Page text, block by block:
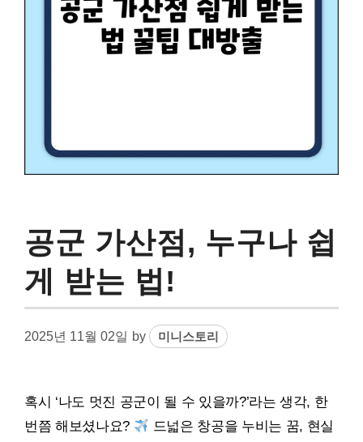
공군 가산점, 누구나 쉽
게 받는 법!
2025년 11월 02일 by 미니스토리
혹시 ‘나도 멋진 공군이 될 수 있을까?’라는 생각, 한
번쯤 해보셨나요?
드넓은 창공을 누비는 꿈, 현실